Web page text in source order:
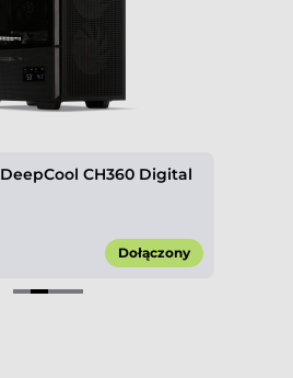
DeepCool CH360 Digital
Dołączony